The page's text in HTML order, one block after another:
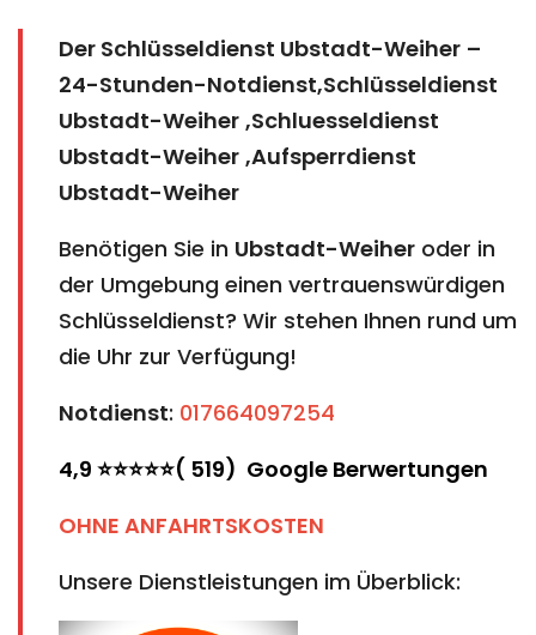
Der Schlüsseldienst Ubstadt-Weiher –
24-Stunden-Notdienst,Schlüsseldienst
Ubstadt-Weiher ,Schluesseldienst
Ubstadt-Weiher ,Aufsperrdienst
Ubstadt-Weiher
Benötigen Sie in Ubstadt-Weiher oder in
der Umgebung einen vertrauenswürdigen
Schlüsseldienst? Wir stehen Ihnen rund um
die Uhr zur Verfügung!
Notdienst: 017664097254
4,9 ⭐⭐⭐⭐⭐( 519) Google Berwertungen
OHNE ANFAHRTSKOSTEN
Unsere Dienstleistungen im Überblick: